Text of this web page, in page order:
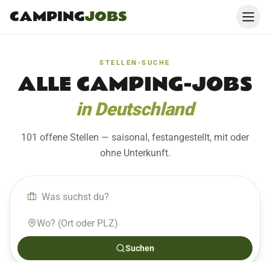
CAMPINGJOBS
STELLEN-SUCHE
ALLE CAMPING-JOBS
in Deutschland
101 offene Stellen — saisonal, festangestellt, mit oder
ohne Unterkunft.
Suchen